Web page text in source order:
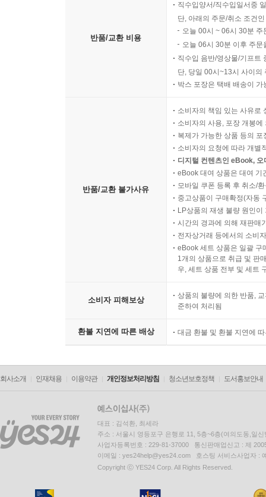
반품/교환 비용
직수입양서/직수입일서중
단, 아래의 주문/취소 조건
오늘 00시 ~ 06시 30분
오늘 06시 30분 이후 주
직수입 음반/영상물/기프트
단, 당일 00시~13시 사이의
박스 포장은 택배 배송이
반품/교환 불가사유
소비자의 책임 있는 사유로
소비자의 사용, 포장 개봉
복제가 가능한 상품 등의
소비자의 요청에 따라 개별
디지털 컨텐츠인 eBook,
eBook 대여 상품은 대여 기
모바일 쿠폰 등록 후 취소/
중고상품이 구매확정(자동
LP상품의 재생 불량 원인
시간의 경과에 의해 재판매
전자상거래 등에서의 소비
eBook 세트 상품은 일괄 구
1개의 상품으로 취급 및 판
우, 세트 상품 전부 및 세트
소비자 피해보상
상품의 불량에 의한 반품,
준하여 처리됨
환불 지연에 따른 배상 대금 환불 및 환불 지연에
회사소개 인재채용 이용약관 개인정보처리방침 청소년보호정책 도서홍보안내
대표 : 김석환, 최세라
주소 : 서울시 영등포구 은행로 11, 5층~6층(여의도동,일신
사업자등록번호 : 229-81-37000 통신판매업신고 : 제
이메일 : yes24help@yes24.com 호스팅 서비스사업자 :
Copyright ⓒ YES24 Corp. All Rights Reserved.